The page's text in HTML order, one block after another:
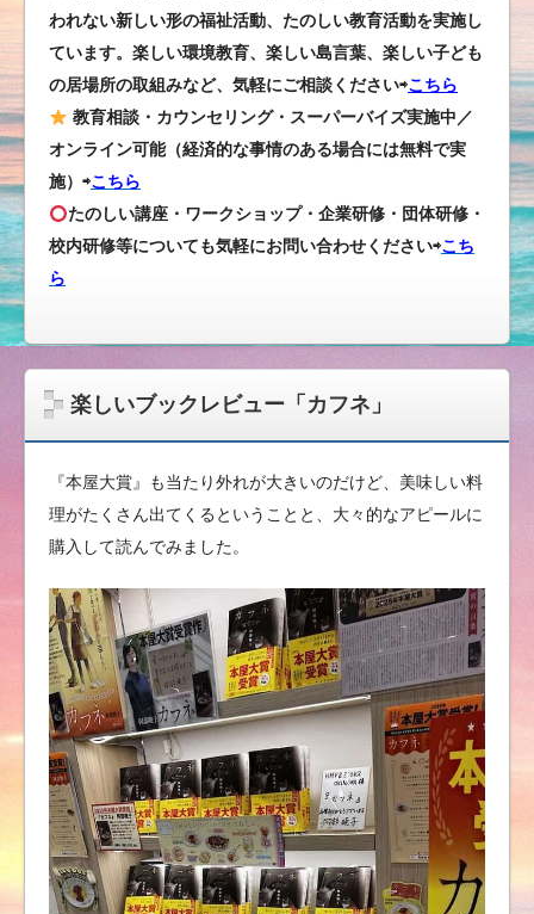
われない新しい形の福祉活動、たのしい教育活動を実施し
ています。楽しい環境教育、楽しい島言葉、楽しい子ども
の居場所の取組みなど、気軽にご相談ください⇨こちら
教育相談・カウンセリング・スーパーバイズ実施中／
オンライン可能（経済的な事情のある場合には無料で実
施）⇨こちら
たのしい講座・ワークショップ・企業研修・団体研修・
校内研修等についても気軽にお問い合わせください⇨こち
ら
楽しいブックレビュー「カフネ」
『本屋大賞』も当たり外れが大きいのだけど、美味しい料
理がたくさん出てくるということと、大々的なアピールに
購入して読んでみました。